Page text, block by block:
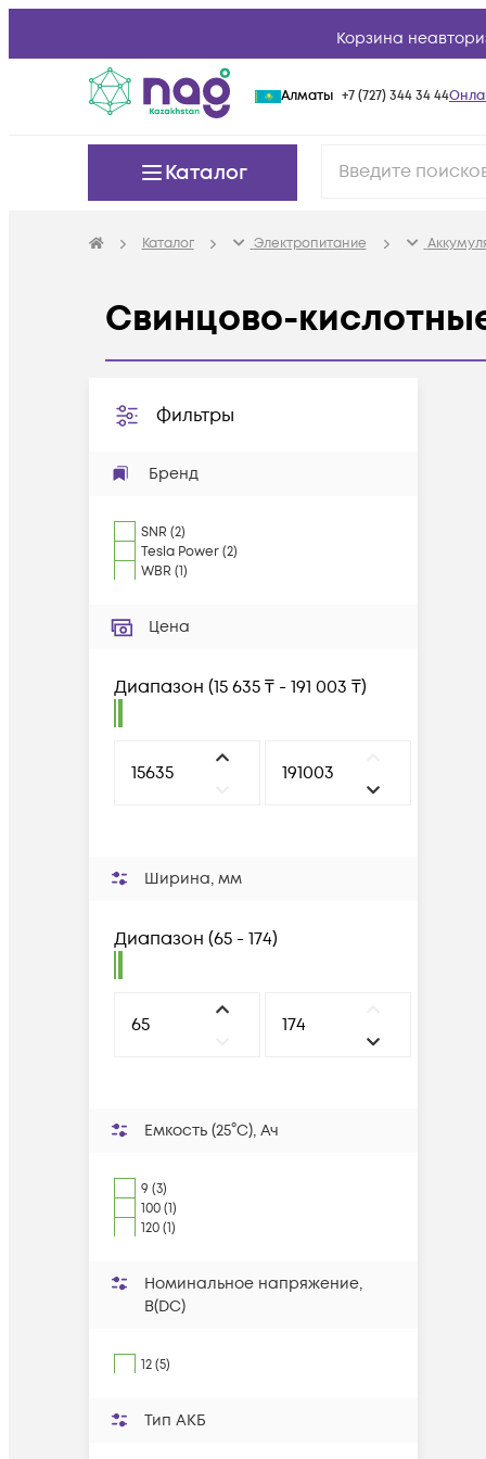
Корзина
Алматы +7 (727) 344 34 44
Каталог
Каталог Электропитание
Свинцово-
Фильтры
Бренд
SNR (2)
Tesla Power(2)
WBR (1)
Цена
Диапазон (15 635 ₸ - 191 003 ₸)
Ширина, мм
Диапазон (65 - 174)
Емкость (25°С), Ач
9 (3)
100 (1)
120 (1)
Номинальное напряжение,
В(DC)
12 (5)
Тип АКБ